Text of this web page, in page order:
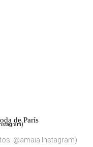
de París
@amaia Instagram)